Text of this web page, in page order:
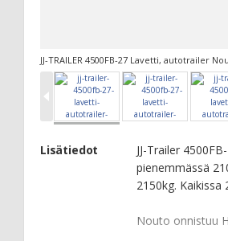
JJ-TRAILER 4500FB-27 Lavetti, autotrailer
Lisätiedot
JJ-Trailer
pienemmässä
2150kg. Kaikissa
Nouto onnistuu